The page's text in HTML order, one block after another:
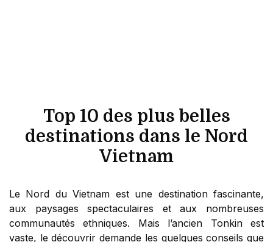
Top 10 des plus belles
destinations dans le Nord
Vietnam
Le Nord du Vietnam est une destination fascinante,
aux paysages spectaculaires et aux nombreuses
communautés ethniques. Mais l’ancien Tonkin est
vaste, le découvrir demande les quelques conseils que